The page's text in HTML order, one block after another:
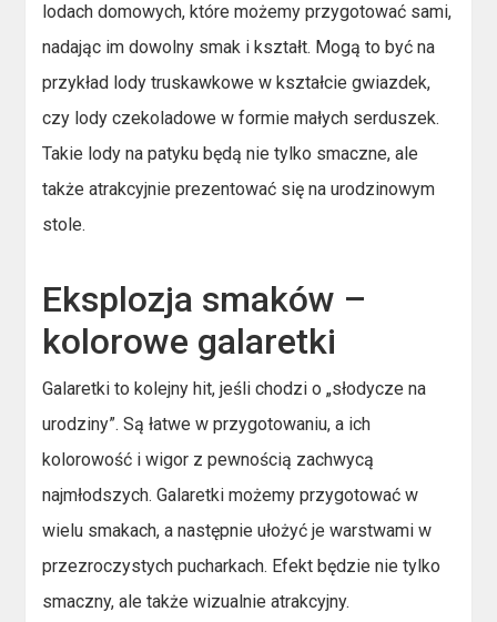
lodach domowych, które możemy przygotować sami,
nadając im dowolny smak i kształt. Mogą to być na
przykład lody truskawkowe w kształcie gwiazdek,
czy lody czekoladowe w formie małych serduszek.
Takie lody na patyku będą nie tylko smaczne, ale
także atrakcyjnie prezentować się na urodzinowym
stole.
Eksplozja smaków –
kolorowe galaretki
Galaretki to kolejny hit, jeśli chodzi o „słodycze na
urodziny”. Są łatwe w przygotowaniu, a ich
kolorowość i wigor z pewnością zachwycą
najmłodszych. Galaretki możemy przygotować w
wielu smakach, a następnie ułożyć je warstwami w
przezroczystych pucharkach. Efekt będzie nie tylko
smaczny, ale także wizualnie atrakcyjny.